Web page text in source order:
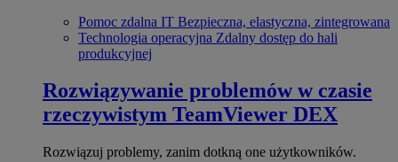
Pomoc zdalna IT Bezpieczna, elastyczna, zintegrowana
Technologia operacyjna Zdalny dostęp do hali
produkcyjnej
Rozwiązywanie problemów w czasie
rzeczywistym TeamViewer DEX
Rozwiązuj problemy, zanim dotkną one użytkowników.